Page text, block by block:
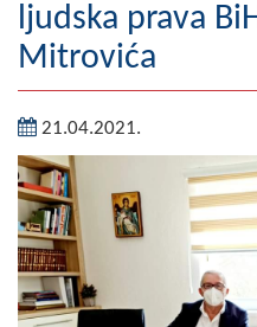
Naseljena mjesta
Fotogalerija
O Načelniku
Zamjenik načelnika
ljudska prava
Mitrovića
21.04.2021.